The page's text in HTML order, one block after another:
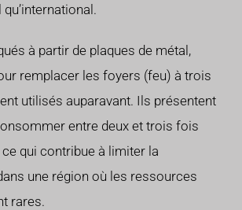
à partir de plaques de métal,
remplacer les foyers (feu) à trois
utilisés auparavant. Ils présentent
entre deux et trois fois
qui contribue à limiter la
une région où les ressources
rares.